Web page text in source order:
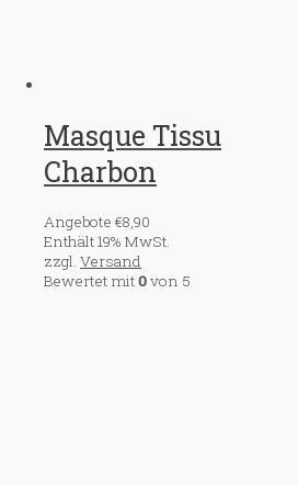
Masque Tissu
Charbon
Angebote €8,90
Enthält 19% MwSt.
zzgl. Versand
Bewertet mit0von 5